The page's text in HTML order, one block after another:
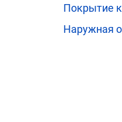
Покрытие
Наружная